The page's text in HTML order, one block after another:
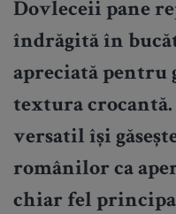
Dovleceii pane
îndrăgită în
apreciată pentru
textura crocantă.
versatil își
românilor ca
chiar fel